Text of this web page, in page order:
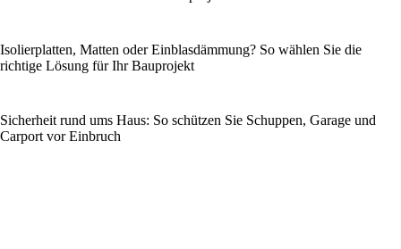
Isolierplatten, Matten oder Einblasdämmung? So wählen Sie die
richtige Lösung für Ihr Bauprojekt
Sicherheit rund ums Haus: So schützen Sie Schuppen, Garage und
Carport vor Einbruch